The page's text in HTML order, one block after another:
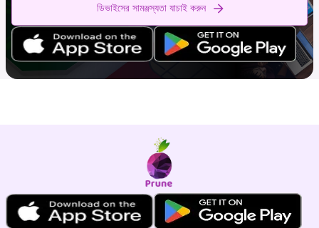
ডিভাইসের সামঞ্জস্যতা যাচাই করুন